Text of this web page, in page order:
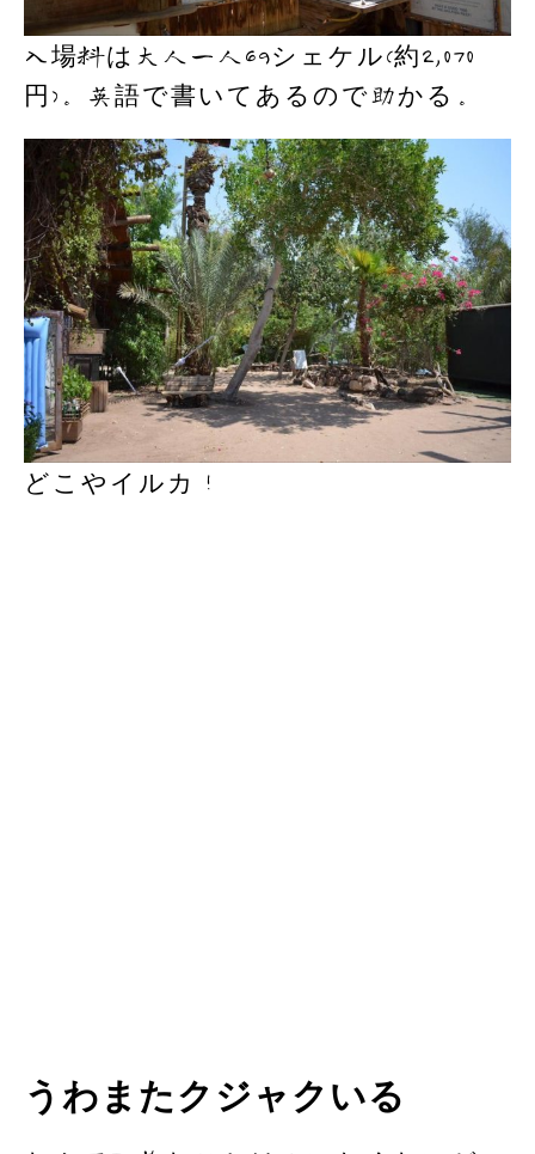
入場料は大人一人69シェケル(約2,070
円)。英語で書いてあるので助かる。
どこやイルカ！
うわまたクジャクいる